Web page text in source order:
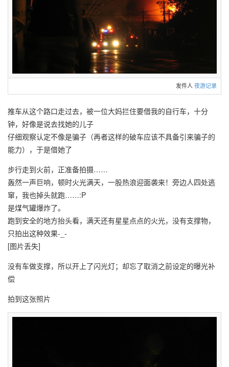
发件人 夜游记录
推车从这个路口走过去，被一位大妈拦住要借我的自行车，十分
钟，好像是说去找她的儿子
仔细观察认定不像是骗子（再者这样的破车应该不具备引来骗子的
能力），于是借她了
步行走到火前，正准备拍摄……
轰然一声巨响，顿时火光满天，一股热浪迎面袭来！旁边人四处逃
窜，我也掉头就跑……:P
是煤气罐爆炸了。
跑到安全的地方抬头看，满天还有星星点点的火光，没有支撑物，
只拍出这种效果-_-
[图片丢失]
没有车做支撑，所以开上了闪光灯；却忘了取消之前设定的曝光补
偿
拍到这张照片